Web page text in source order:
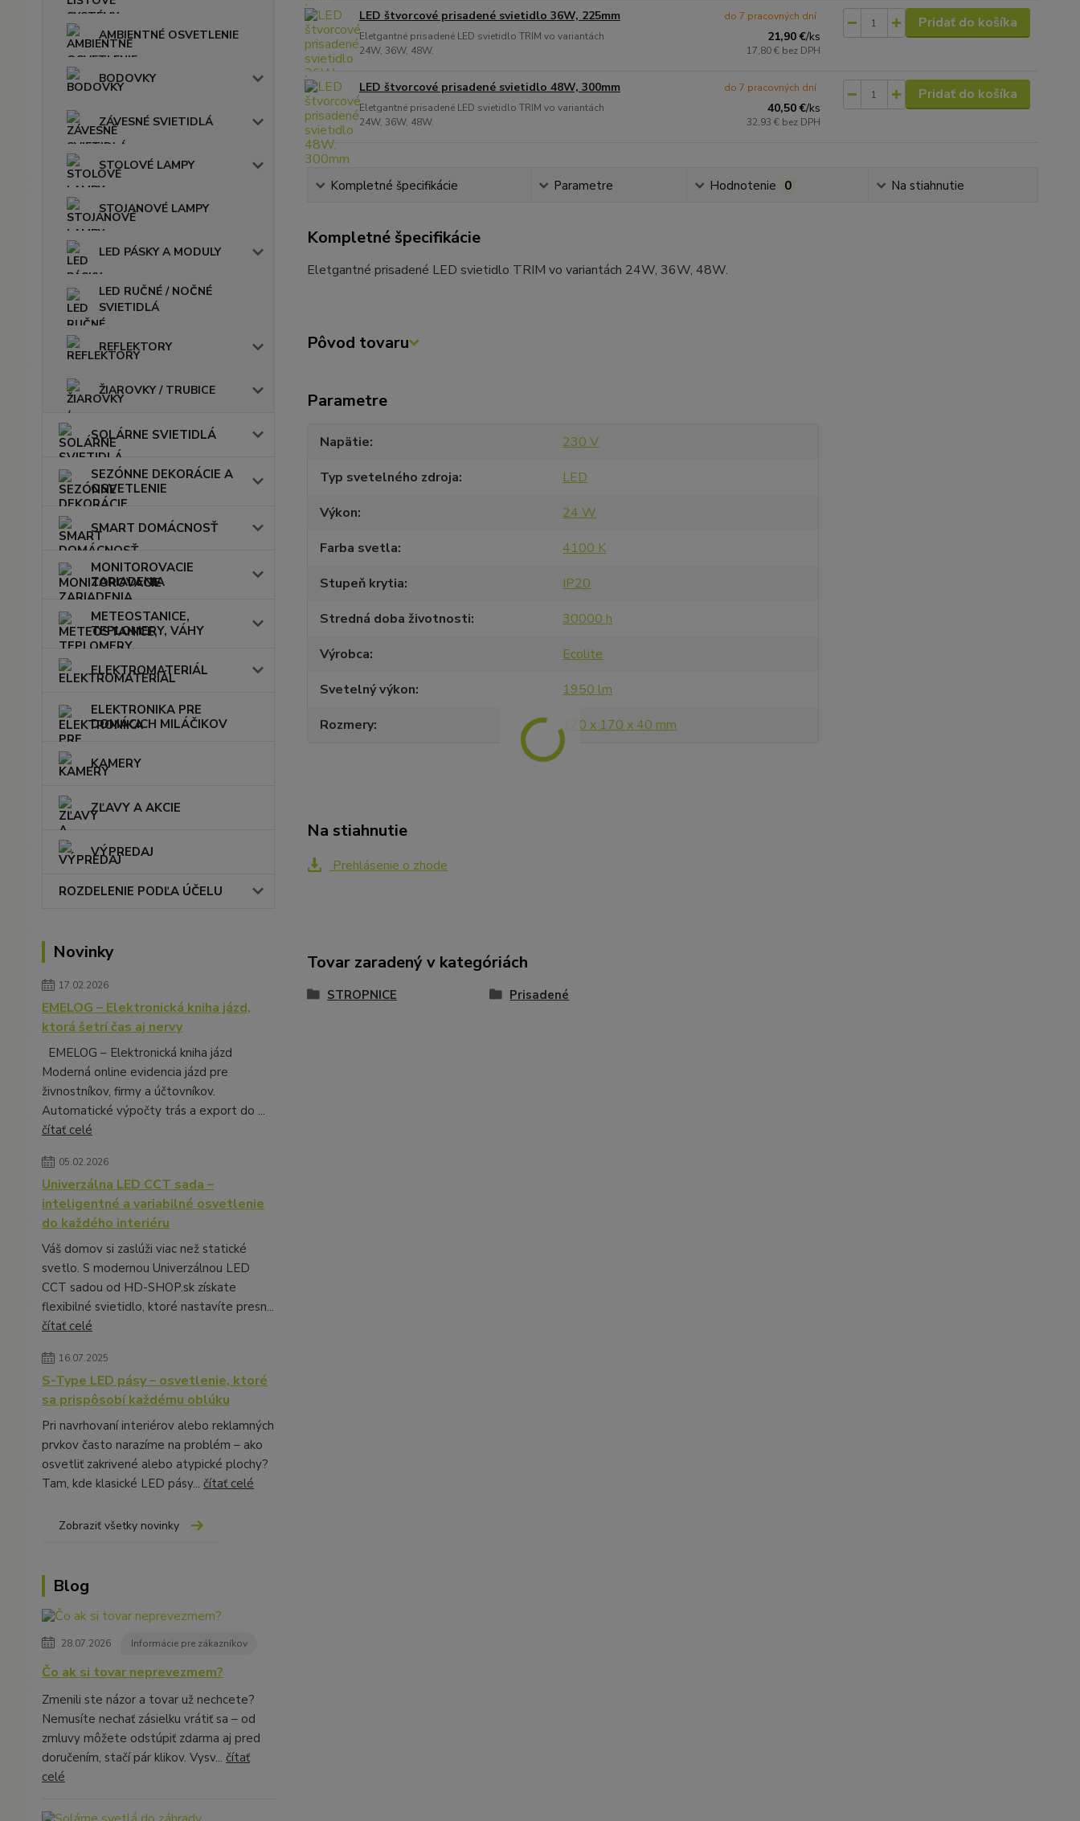
AMBIENTNÉ OSVETLENIE
BODOVKY
ZÁVESNÉ SVIETIDLÁ
STOLOVÉ LAMPY
STOJANOVÉ LAMPY
LED PÁSKY A MODULY
LED RUČNÉ / NOČNÉ
SVIETIDLÁ
REFLEKTORY
ŽIAROVKY / TRUBICE
SOLÁRNE SVIETIDLÁ
SEZÓNNE DEKORÁCIE A
OSVETLENIE
SMART DOMÁCNOSŤ
MONITOROVACIE
ZARIADENIA
METEOSTANICE,
TEPLOMERY, VÁHY
ELEKTROMATERIÁL
ELEKTRONIKA PRE
DOMÁCICH MILÁČIKOV
KAMERY
ZĽAVY A AKCIE
VÝPREDAJ
ROZDELENIE PODĽA ÚČELU
Novinky
17.02.2026
EMELOG – Elektronická kniha jázd,
ktorá šetrí čas aj nervy
EMELOG – Elektronická kniha jázd
Moderná online evidencia jázd pre
živnostníkov, firmy a účtovníkov.
Automatické výpočty trás a export do ...
čítať celé
05.02.2026
Univerzálna LED CCT sada –
inteligentné a variabilné osvetlenie
do každého interiéru
Váš domov si zaslúži viac než statické
svetlo. S modernou Univerzálnou LED
CCT sadou od HD-SHOP.sk získate
flexibilné svietidlo, ktoré nastavíte presn...
čítať celé
16.07.2025
S-Type LED pásy – osvetlenie, ktoré
sa prispôsobí každému oblúku
Pri navrhovaní interiérov alebo reklamných
prvkov často narazíme na problém – ako
osvetliť zakrivené alebo atypické plochy?
Tam, kde klasické LED pásy... čítať celé
Zobraziť všetky novinky
Blog
28.07.2026 Informácie pre zákazníkov
Čo ak si tovar neprevezmem?
Zmenili ste názor a tovar už nechcete?
Nemusíte nechať zásielku vrátiť sa – od
zmluvy môžete odstúpiť zdarma aj pred
doručením, stačí pár klikov. Vysv... čítať
celé
LED štvorcové prisadené svietidlo 36W, 225mm
Eletgantné prisadené LED svietidlo TRIM vo variantách
24W, 36W, 48W.
21,90 €/ks
17,80 € bez DPH
do 7 pracovných dní Pridať do košíka
LED štvorcové prisadené svietidlo 48W, 300mm
Eletgantné prisadené LED svietidlo TRIM vo variantách
24W, 36W, 48W.
40,50 €/ks
32,93 € bez DPH
do 7 pracovných dní Pridať do košíka
Kompletné špecifikácie Parametre Hodnotenie 0 Na stiahnutie
Kompletné špecifikácie
Eletgantné prisadené LED svietidlo TRIM vo variantách 24W, 36W, 48W.
Pôvod tovaru
Parametre
Napätie
230 V
Typ svetelného zdroja
LED
Výkon
24 W
Farba svetla
4100 K
Stupeň krytia
IP20
Stredná doba životnosti
30000 h
Výrobca
Ecolite
Svetelný výkon
1950 lm
Rozmery
170 x 170 x 40 mm
Na stiahnutie
Prehlásenie o zhode
Tovar zaradený v kategóriách
STROPNICE Prisadené